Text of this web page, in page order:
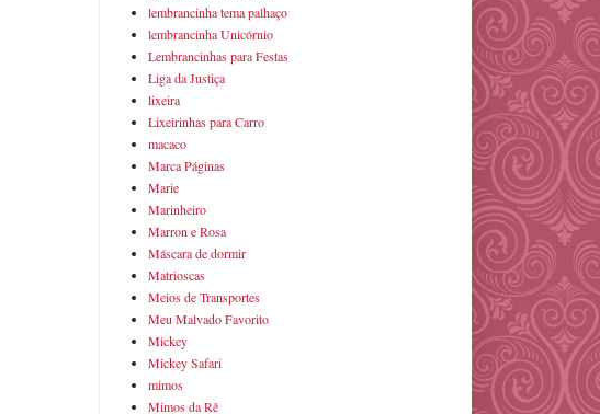
lembrancinha tema palhaço
lembrancinha Unicórnio
Lembrancinhas para Festas
Liga da Justiça
lixeira
Lixeirinhas para Carro
macaco
Marca Páginas
Marie
Marinheiro
Marron e Rosa
Máscara de dormir
Matrioscas
Meios de Transportes
Meu Malvado Favorito
Mickey
Mickey Safari
mimos
Mimos da Rê